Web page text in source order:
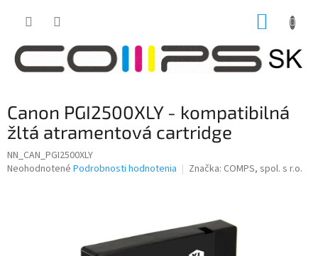
Canon PGI2500XLY - kompatibilná
žltá atramentová cartridge
NN_CAN_PGI2500XLY
Priemerné
Neohodnotené Podrobnosti hodnotenia Značka: COMPS, spol. s r.o.